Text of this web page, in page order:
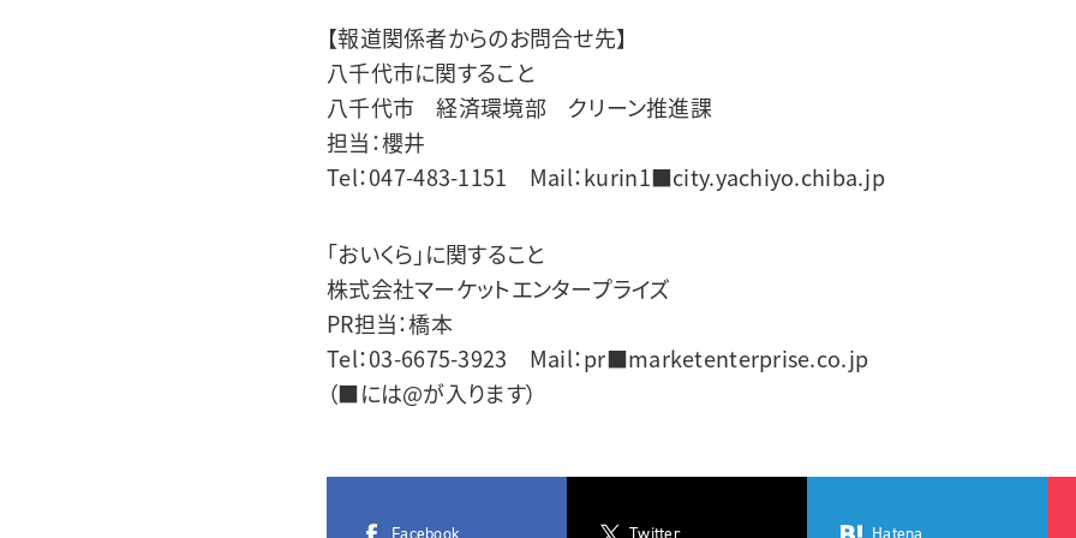
【報道関係者からのお問合せ先】
八千代市に関すること
八千代市 経済環境部 クリーン推進課
担当：櫻井
Tel：047-483-1151 Mail：kurin1■city.yachiyo.chiba.jp
「おいくら」に関すること
株式会社マーケットエンタープライズ
PR担当：橋本
Tel：03-6675-3923 Mail：pr■marketenterprise.co.jp
（■には@が入ります）